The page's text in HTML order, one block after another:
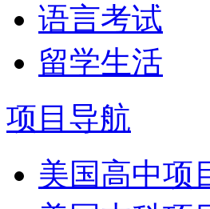
语言考试
留学生活
项目导航
美国高中项